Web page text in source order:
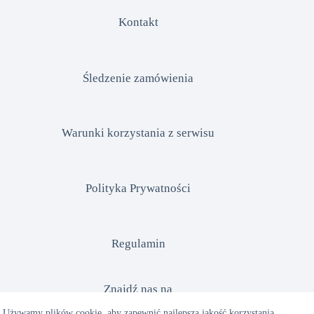
Kontakt
Śledzenie zamówienia
Warunki korzystania z serwisu
Polityka Prywatności
Regulamin
Znajdź nas na